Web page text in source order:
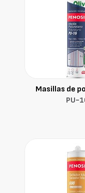
Masillas de
PU-